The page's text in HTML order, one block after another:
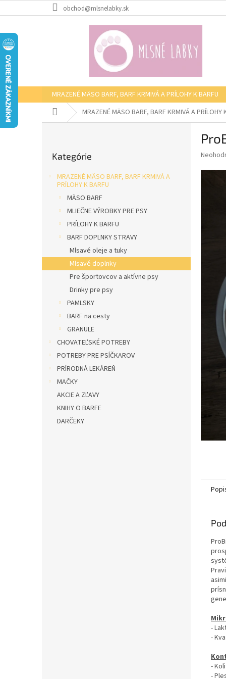
na
obchod@mlsnelabky.sk
MRAZENÉ MÄSO BARF, BARF KRMIVÁ A PRÍLOHY K BARFU
DomovMRAZENÉ MÄSO BARF, BARF KRMIVÁ A PRÍLOHY
kategórie
Kategórie
MRAZENÉ MÄSO BARF, BARF KRMIVÁ A
PRÍLOHY K BARFU
MÄSO BARF
MLIEČNE VÝROBKY PRE PSY
PRÍLOHY K BARFU
BARF DOPLNKY STRAVY
Mlsavé oleje a tuky
Mlsavé doplnky
Pre športovcov a aktívne psy
Drinky pre psy
PAMLSKY
BARF na cesty
GRANULE
CHOVATEĽSKÉ POTREBY
POTREBY PRE PSÍČKAROV
PRÍRODNÁ LEKÁREŇ
MAČKY
AKCIE A ZĽAVY
KNIHY O BARFE
DARČEKY
-
-
-
-